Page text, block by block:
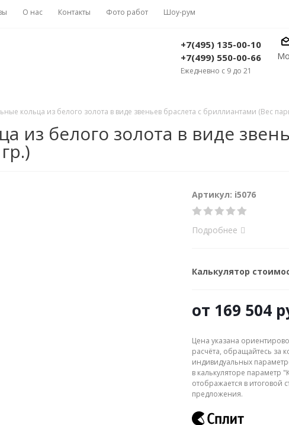
О нас Контакты Фото работ Шоу-рум
+7(495) 135-00-10
+7(499) 550-00-66
Ежедневно с 9 до 21
кольца из белого золота в виде звеньев браслета с бриллиантами (Вес
белого золота в виде
Артикул: i5076
Подробнее
Калькулятор
от 169 504
Цена указана
расчёта, обращайтесь за
индивидуальных
в калькуляторе параметр
отображается в итоговой
предложения.